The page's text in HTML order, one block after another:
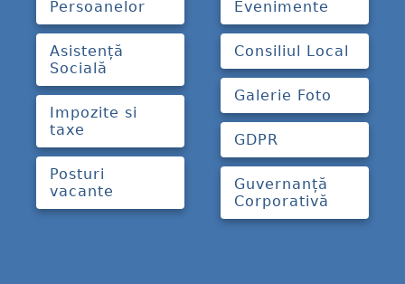
Persoanelor
Asistență
Socială
Impozite si
taxe
Posturi
vacante
Evenimente
Consiliul Local
Galerie Foto
GDPR
Guvernanță
Corporativă